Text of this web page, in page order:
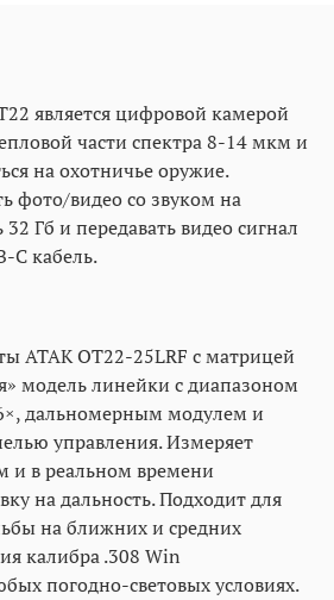
является цифровой камерой
части спектра 8-14 мкм и
на охотничье оружие.
фото/видео со звуком на
Гб и передавать видео сигнал
C кабель.
ATAK OT22-25LRF с матрицей
модель линейки с диапазоном
дальномерным модулем и
управления. Измеряет
и в реальном времени
на дальность. Подходит для
на ближних и средних
калибра .308 Win
погодно-световых условиях.